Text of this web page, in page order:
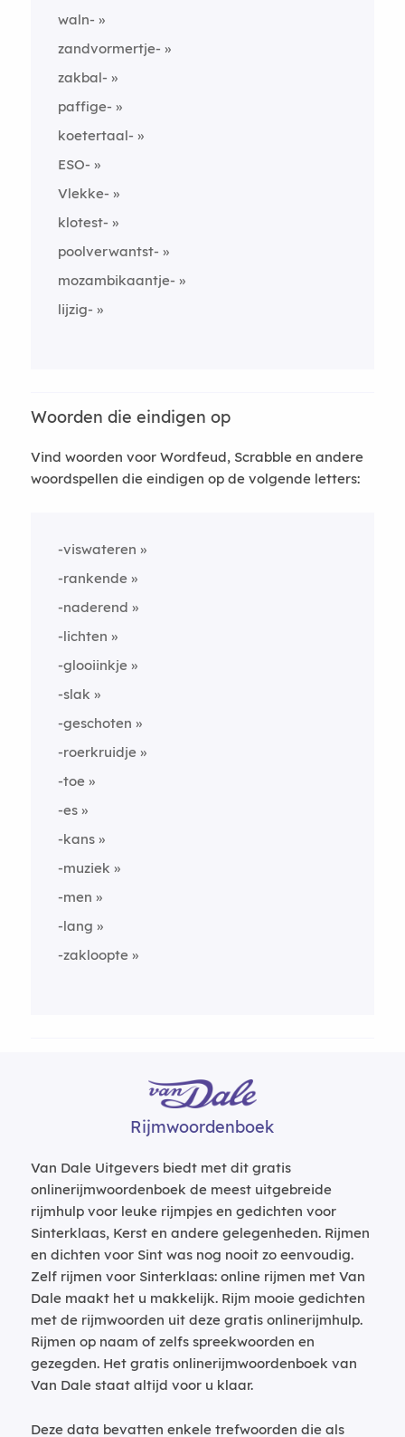
waln-
zandvormertje-
zakbal-
paffige-
koetertaal-
ESO-
Vlekke-
klotest-
poolverwantst-
mozambikaantje-
lijzig-
Woorden die eindigen op
Vind woorden voor Wordfeud, Scrabble en andere
woordspellen die eindigen op de volgende letters:
-viswateren
-rankende
-naderend
-lichten
-glooiinkje
-slak
-geschoten
-roerkruidje
-toe
-es
-kans
-muziek
-men
-lang
-zakloopte
Rijmwoordenboek
Van Dale Uitgevers biedt met dit gratis
onlinerijmwoordenboek de meest uitgebreide
rijmhulp voor leuke rijmpjes en gedichten voor
Sinterklaas, Kerst en andere gelegenheden. Rijmen
en dichten voor Sint was nog nooit zo eenvoudig.
Zelf rijmen voor Sinterklaas: online rijmen met Van
Dale maakt het u makkelijk. Rijm mooie gedichten
met de rijmwoorden uit deze gratis onlinerijmhulp.
Rijmen op naam of zelfs spreekwoorden en
gezegden. Het gratis onlinerijmwoordenboek van
Van Dale staat altijd voor u klaar.
Deze data bevatten enkele trefwoorden die als